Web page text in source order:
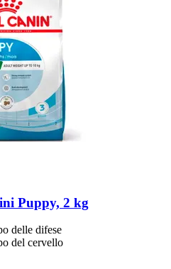
Puppy, 2 kg
delle difese
del cervello